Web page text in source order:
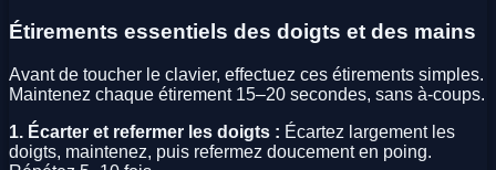
Étirements essentiels des doigts et des mains
Avant de toucher le clavier, effectuez ces étirements simples.
Maintenez chaque étirement 15–20 secondes, sans à‑coups.
1. Écarter et refermer les doigts : Écartez largement les
doigts, maintenez, puis refermez doucement en poing.